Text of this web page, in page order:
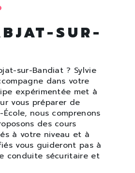
SUR-
sur-Bandiat ? Sylvie
dans votre
expérimentée met à
vous préparer de
nous comprenons
des cours
à votre niveau et à
vous guideront pas à
conduite sécuritaire et